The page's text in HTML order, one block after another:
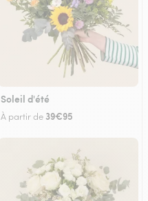
Soleil d'été
À partir de 39€95